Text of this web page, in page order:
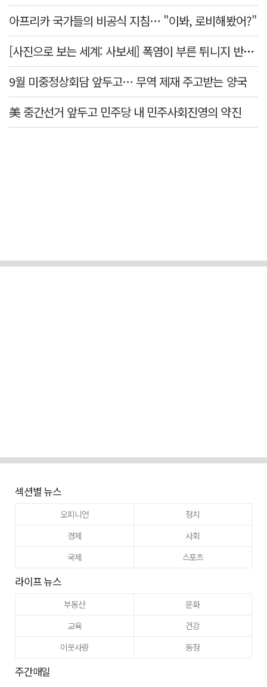
아프리카 국가들의 비공식 지침… "이봐, 로비해봤어?"
[사진으로 보는 세계: 사보세] 폭염이 부른 튀니지 반정부 시위
9월 미중정상회담 앞두고… 무역 제재 주고받는 양국
美 중간선거 앞두고 민주당 내 민주사회진영의 약진
섹션별 뉴스
오피니언
정치
경제
사회
국제
스포츠
라이프 뉴스
부동산
문화
교육
건강
이웃사랑
동정
주간매일